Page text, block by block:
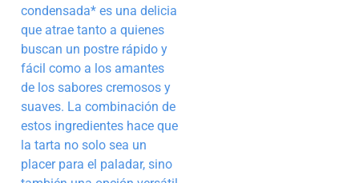
condensada* es una delicia
que atrae tanto a quienes
buscan un postre rápido y
fácil como a los amantes
de los sabores cremosos y
suaves. La combinación de
estos ingredientes hace que
la tarta no solo sea un
placer para el paladar, sino